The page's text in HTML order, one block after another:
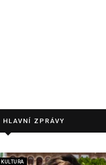
HLAVNÍ ZPRÁVY
KULTURA